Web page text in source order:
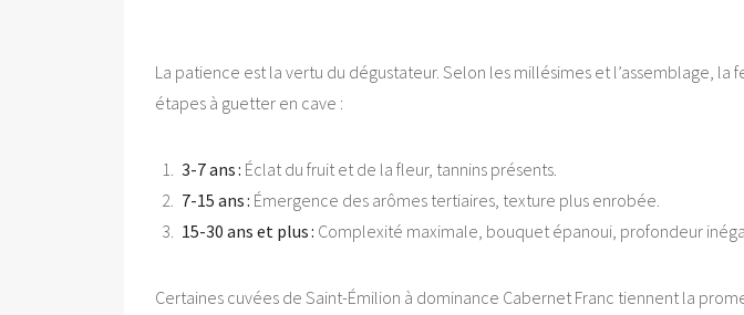
La patience est la vertu du dégustateur. Selon les millésimes et l’assemblage,
étapes à guetter en cave :
3-7 ans : Éclat du fruit et de la fleur, tannins présents.
7-15 ans : Émergence des arômes tertiaires, texture plus enrobée.
15-30 ans et plus : Complexité maximale, bouquet épanoui, profondeur
Certaines cuvées de Saint-Émilion à dominance Cabernet Franc tiennent la